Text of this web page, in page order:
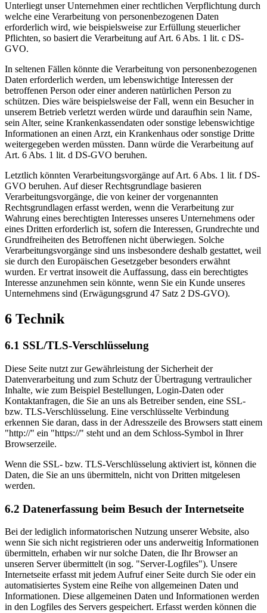
Unterliegt unser Unternehmen einer rechtlichen Verpflichtung durch
welche eine Verarbeitung von personenbezogenen Daten
erforderlich wird, wie beispielsweise zur Erfüllung steuerlicher
Pflichten, so basiert die Verarbeitung auf Art. 6 Abs. 1 lit. c DS-
GVO.
In seltenen Fällen könnte die Verarbeitung von personenbezogenen
Daten erforderlich werden, um lebenswichtige Interessen der
betroffenen Person oder einer anderen natürlichen Person zu
schützen. Dies wäre beispielsweise der Fall, wenn ein Besucher in
unserem Betrieb verletzt werden würde und daraufhin sein Name,
sein Alter, seine Krankenkassendaten oder sonstige lebenswichtige
Informationen an einen Arzt, ein Krankenhaus oder sonstige Dritte
weitergegeben werden müssten. Dann würde die Verarbeitung auf
Art. 6 Abs. 1 lit. d DS-GVO beruhen.
Letztlich könnten Verarbeitungsvorgänge auf Art. 6 Abs. 1 lit. f DS-
GVO beruhen. Auf dieser Rechtsgrundlage basieren
Verarbeitungsvorgänge, die von keiner der vorgenannten
Rechtsgrundlagen erfasst werden, wenn die Verarbeitung zur
Wahrung eines berechtigten Interesses unseres Unternehmens oder
eines Dritten erforderlich ist, sofern die Interessen, Grundrechte und
Grundfreiheiten des Betroffenen nicht überwiegen. Solche
Verarbeitungsvorgänge sind uns insbesondere deshalb gestattet, weil
sie durch den Europäischen Gesetzgeber besonders erwähnt
wurden. Er vertrat insoweit die Auffassung, dass ein berechtigtes
Interesse anzunehmen sein könnte, wenn Sie ein Kunde unseres
Unternehmens sind (Erwägungsgrund 47 Satz 2 DS-GVO).
6 Technik
6.1 SSL/TLS-Verschlüsselung
Diese Seite nutzt zur Gewährleistung der Sicherheit der
Datenverarbeitung und zum Schutz der Übertragung vertraulicher
Inhalte, wie zum Beispiel Bestellungen, Login-Daten oder
Kontaktanfragen, die Sie an uns als Betreiber senden, eine SSL-
bzw. TLS-Verschlüsselung. Eine verschlüsselte Verbindung
erkennen Sie daran, dass in der Adresszeile des Browsers statt einem
"http://" ein "https://" steht und an dem Schloss-Symbol in Ihrer
Browserzeile.
Wenn die SSL- bzw. TLS-Verschlüsselung aktiviert ist, können die
Daten, die Sie an uns übermitteln, nicht von Dritten mitgelesen
werden.
6.2 Datenerfassung beim Besuch der Internetseite
Bei der lediglich informatorischen Nutzung unserer Website, also
wenn Sie sich nicht registrieren oder uns anderweitig Informationen
übermitteln, erhaben wir nur solche Daten, die Ihr Browser an
unseren Server übermittelt (in sog. "Server-Logfiles"). Unsere
Internetseite erfasst mit jedem Aufruf einer Seite durch Sie oder ein
automatisiertes System eine Reihe von allgemeinen Daten und
Informationen. Diese allgemeinen Daten und Informationen werden
in den Logfiles des Servers gespeichert. Erfasst werden können die